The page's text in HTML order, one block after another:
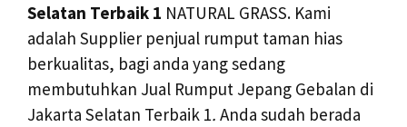
Selatan Terbaik 1 NATURAL GRASS. Kami
adalah Supplier penjual rumput taman hias
berkualitas, bagi anda yang sedang
membutuhkan Jual Rumput Jepang Gebalan di
Jakarta Selatan Terbaik 1. Anda sudah berada